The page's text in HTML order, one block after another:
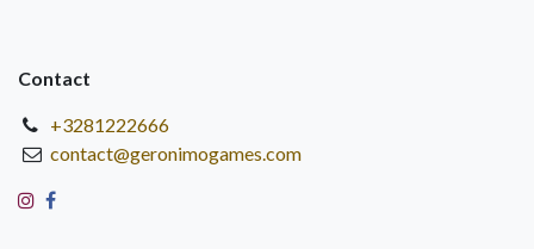
Contact
+3281222666
contact@geronimogames.com